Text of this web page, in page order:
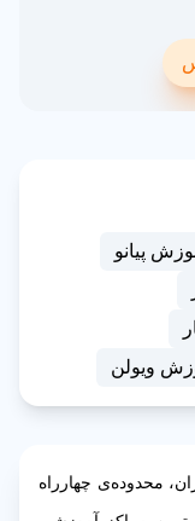
پیانو
ویولن
محدوده‌ی چهارراه